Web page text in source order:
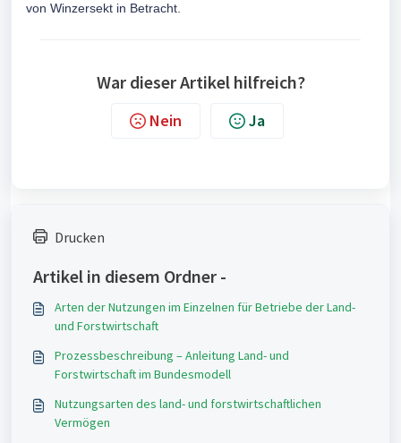
von Winzersekt in Betracht.
War dieser Artikel hilfreich?
Nein Ja
Drucken
Artikel in diesem Ordner -
Arten der Nutzungen im Einzelnen für Betriebe der Land-
und Forstwirtschaft
Prozessbeschreibung – Anleitung Land- und
Forstwirtschaft im Bundesmodell
Nutzungsarten des land- und forstwirtschaftlichen
Vermögen